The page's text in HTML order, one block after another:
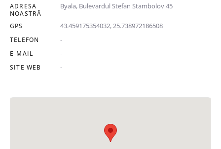
Caută
ADRESA
NOASTRĂ
Byala, Bulevardul Stefan Stambolov 45
GPS 43.459175354032, 25.738972186508
TELEFON -
E-MAIL -
SITE WEB -